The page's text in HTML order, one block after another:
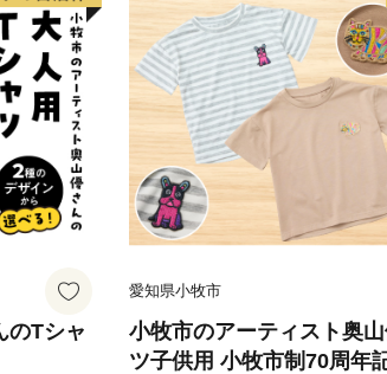
ン
泉（宿泊優待券）
でも神戸の良さを味わい・体感することが
さと納税を通じて、神戸の魅力をお楽しみ
のTシャ
愛知県小牧市
小牧市のアーティスト奥
ツ子供用 小牧市制70周年